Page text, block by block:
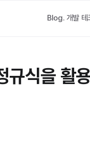
Blog. 개발 테
규식을 활